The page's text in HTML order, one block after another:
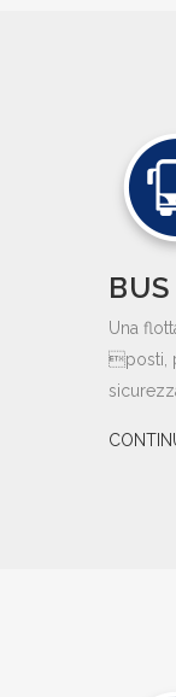
Una
posti,